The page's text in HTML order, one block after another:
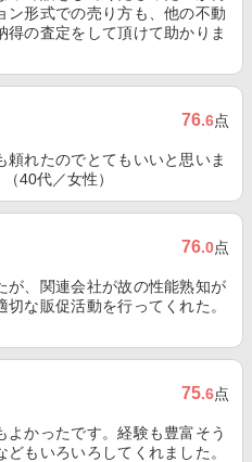
ン形式での売り方も、他の不動
の査定をして頂けて助かりま
76.6点
れたのでとてもいいと思いま
40代／女性）
76.0点
が、関連会社が故の性能熟知が
な販促活動を行ってくれた。
75.6点
かったです。経験も豊富そう
もいろいろしてくれました。